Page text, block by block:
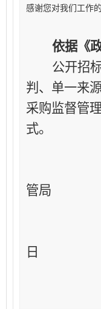
感谢您对我们工作
依据《
公开招
判、单一来
采购监督管
式。
市公
管局
日